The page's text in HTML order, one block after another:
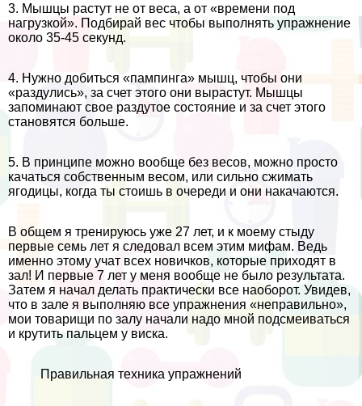
3. Мышцы растут не от веса, а от «времени под
нагрузкой». Подбирай вес чтобы выполнять упражнение
около 35-45 секунд.
4. Нужно добиться «пампинга» мышц, чтобы они
«раздулись», за счет этого они вырастут. Мышцы
запоминают свое раздутое состояние и за счет этого
становятся больше.
5. В принципе можно вообще без весов, можно просто
качаться собственным весом, или сильно сжимать
ягoдицы, когда ты стоишь в очереди и они накачаются.
В общем я тренируюсь уже 27 лет, и к моему стыду
первые семь лет я следовал всем этим мифам. Ведь
именно этому учат всех новичков, которые приходят в
зал! И первые 7 лет у меня вообще не было результата.
Затем я начал делать пpaктически все наоборот. Увидев,
что в зале я выполняю все упражнения «неправильно»,
мои товарищи по залу начали надо мной подсмеиваться
и крутить пальцем у виска.
Правильная техника упражнений